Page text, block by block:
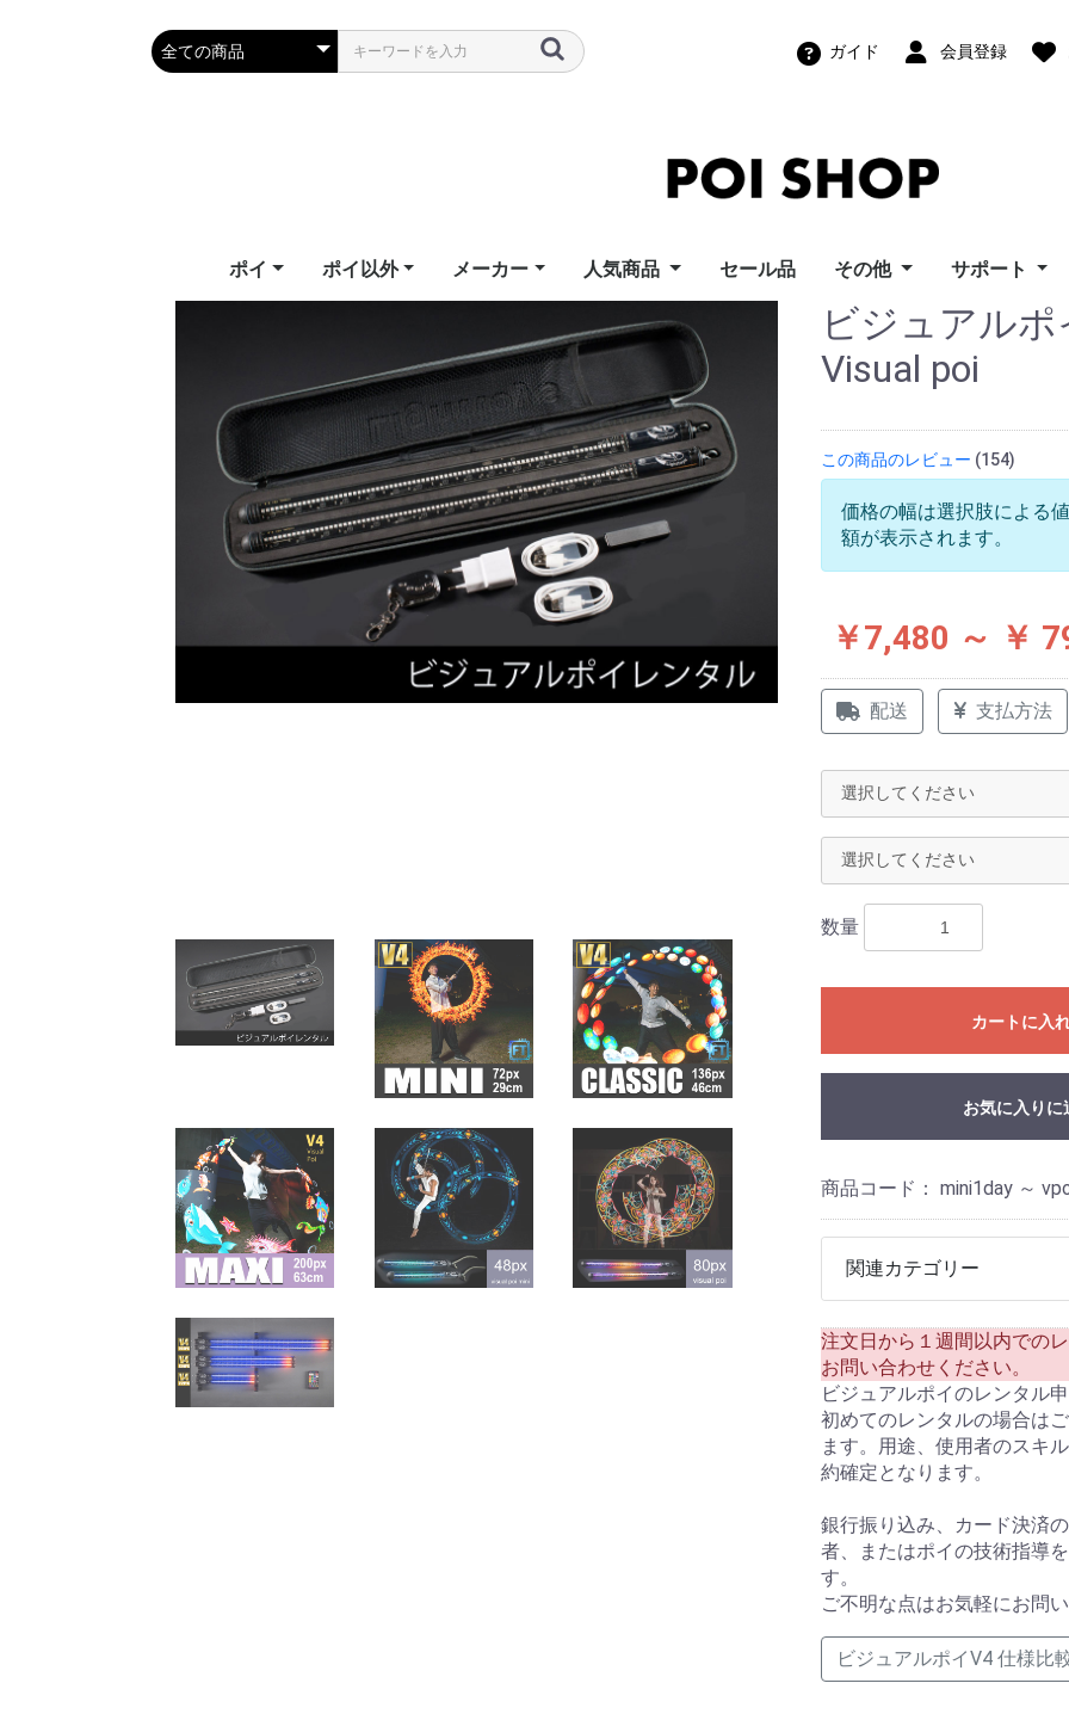
ガイド 会員登録
ポイ ポイ以外 メーカー
エリックズポイトイ
Erik's Poi Toy
ファイバーフライズ
Fiberflies
ファンインモーション
Fun in Motion
ファイアートイズ
Firetoys
フェアリーウィングス
Fairy Wings
フロウトイズ
Flowtoys
ホームオブポイ Home
of Poi
ライトトイズ
Lighttoys
人気商品
ポッドポイ
ビジュアルポイ（グラ
フィックポイ）
スピンボール
セール品 その他
パーツ
幾何学おもちゃ
機材レンタル
教則ビデオ
サポート
ポッドポイ
ポート
ビジュアル/
ーサポート
スピンボー
ィーニユーザ
ト
LT
ロード
ビジュアル
ビジュアルポ
Visual poi
この商品のレビュー (154)
価格の幅は選択肢による
額が表示されます。
￥7,480 ～ ￥
配送 支払方法
数量
カートに入
お気に入りに
商品コード： mini1day ～
関連カテゴリー
注文日から１週間以内での
お問い合わせください。
ビジュアルポイのレンタル
初めてのレンタルの場合は
ます。用途、使用者のスキ
約確定となります。
銀行振り込み、カード決済
者、またはポイの技術指導
す。
ご不明な点はお気軽にお問
ビジュアルポイV4 仕様比